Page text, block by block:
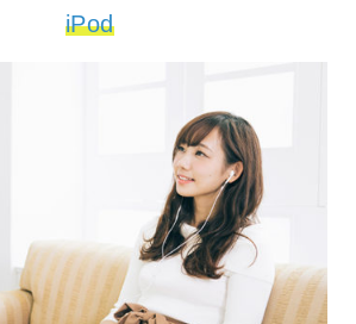
iPod